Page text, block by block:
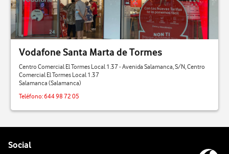
Vodafone Santa Marta de Tormes
Centro Comercial El Tormes Local 1.37 - Avenida Salamanca, S/N, Centro
Comercial El Tormes Local 1.37
Salamanca (Salamanca)
Teléfono:644 98 72 05
Social